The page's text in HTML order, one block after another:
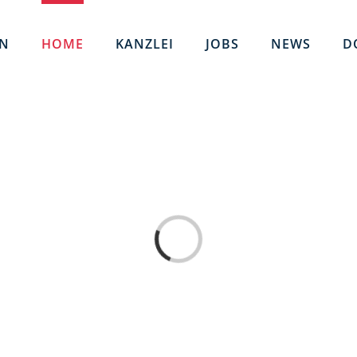
HOME KANZLEI JOBS NEWS
Loading...